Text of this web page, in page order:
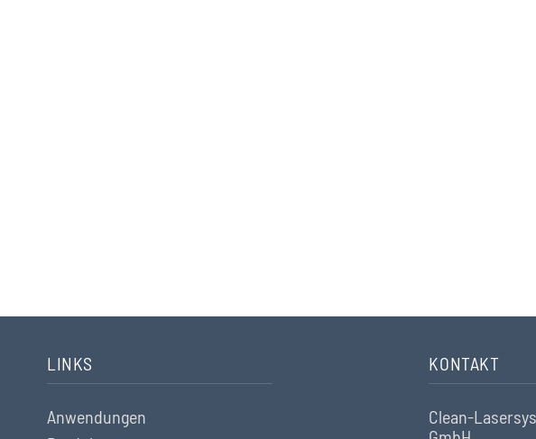
LINKS
Anwendungen
KONTAKT
Clean-